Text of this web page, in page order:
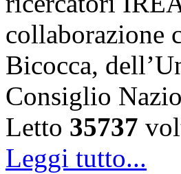
collaborazione
Bicocca,
Consiglio
Letto 35737
Leggi tutto...